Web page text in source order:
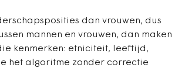
dan vrouwen, dus
mannen en vrouwen, dan maken
kenmerken: etniciteit, leeftijd,
het algoritme zonder correctie